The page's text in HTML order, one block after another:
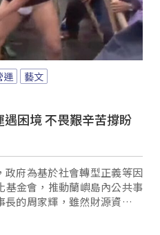
運
藝文
困境 不畏艱辛苦撐盼
政府為基於社會轉型正義等因
基金會，推動蘭嶼島內公共事
的周家輝，雖然財源資金不
業領域以及基金...。